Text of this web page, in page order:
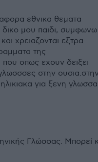
εθνικα θεματα
δικο μου παιδι, συμφωνω
χρειαζονται εξτρα
της
οπως εχουν δειξει
στην
για ξενη γλωσσα
Γλώσσας. Μπορεί